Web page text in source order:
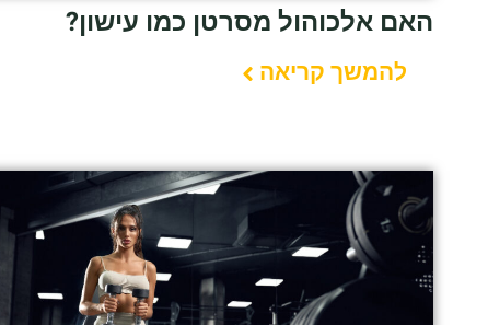
האם אלכוהול מסרטן כמו עישון?
להמשך קריאה